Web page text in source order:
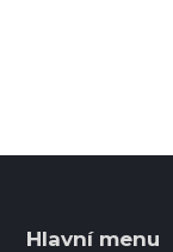
Hlavní menu